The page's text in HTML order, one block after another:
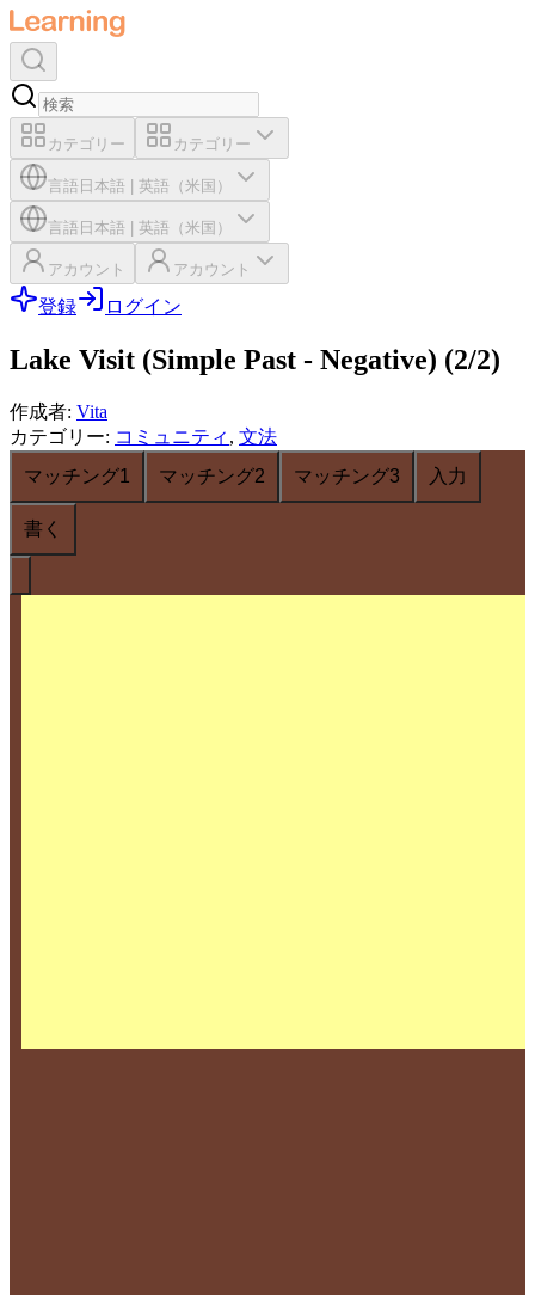
カテゴリー カテゴリー
言語 日本語 英語（米国）
言語 日本語 英語（米国）
アカウント アカウント
登録 ログイン
Lake Visit (Simple Past - Negative) (2/2)
作成者: Vita
カテゴリー: コミュニティ , 文法
マッチング1
マッチング2 マッチング3 入力
書く